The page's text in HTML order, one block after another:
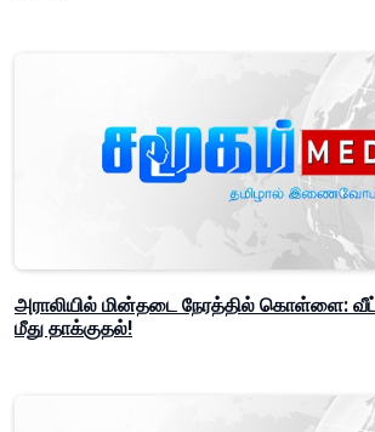
அராலியில் மின்தடை நேரத்தில் கொள்ளை:
மீது தாக்குதல்!